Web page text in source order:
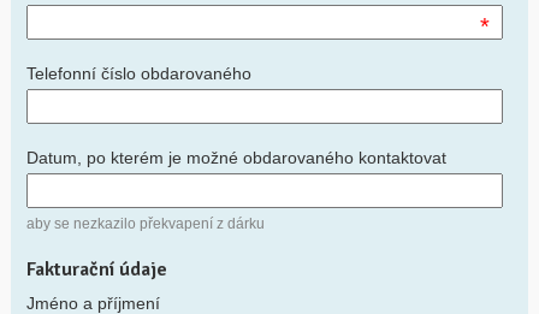
*
Telefonní číslo obdarovaného
Datum, po kterém je možné obdarovaného kontaktovat
aby se nezkazilo překvapení z dárku
Fakturační údaje
Jméno a příjmení